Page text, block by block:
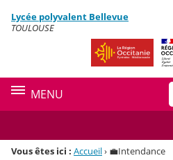
Menu de la rubrique
Contenu
Lycée polyvalent Bellevue
TOULOUSE
MENU
Vous êtes ici : Accueil› 💼Intendance